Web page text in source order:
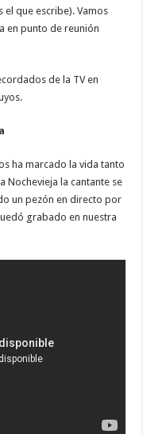
que escribe). Vamos
en punto de reunión
de la TV en
ha marcado la vida tanto
Nochevieja la cantante se
un pezón en directo por
grabado en nuestra